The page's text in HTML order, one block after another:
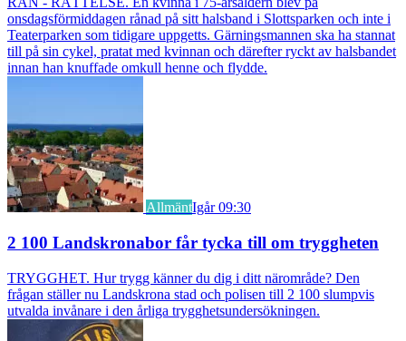
onsdagsförmiddagen rånad på sitt halsband i Slottsparken och inte i
Teaterparken som tidigare uppgetts. Gärningsmannen ska ha stannat
till på sin cykel, pratat med kvinnan och därefter ryckt av halsbandet
innan han knuffade omkull henne och flydde.
AllmäntIgår 09:30
2 100 Landskronabor får tycka till om tryggheten
TRYGGHET. Hur trygg känner du dig i ditt närområde? Den
frågan ställer nu Landskrona stad och polisen till 2 100 slumpvis
utvalda invånare i den årliga trygghetsundersökningen.